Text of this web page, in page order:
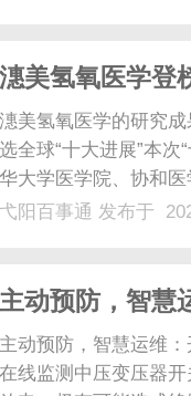
潓美氢氧医学登
潓美氢氧医学的研究
选全球“十大进展”本
华大学医学院、协和
抗衰医学的研究成果
弋阳百事通 发布于
主动预防，智慧
线监测
主动预防，智慧运维
在线监测中压变压器